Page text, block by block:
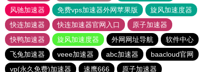
风驰加速器
免费vps加速器外网苹果版
旋风加速度器
快连加速器
快连加速器官网入口
原子加速器
快鸭加速器
旋风加速度器 外网网址导航
软件中心
飞兔加速器
veee加速器 abc加速器
baacloud官网
vp(永久免费)加速器
速鹰666 原子加速器